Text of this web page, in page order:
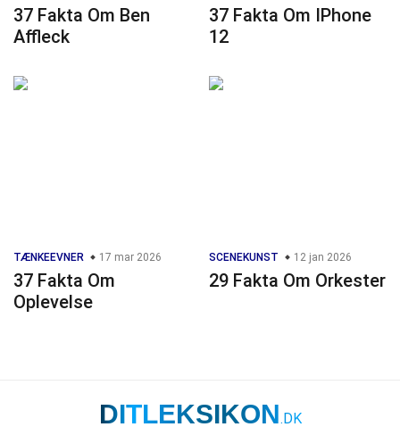
37 Fakta Om Ben
Affleck
37 Fakta Om IPhone
12
TÆNKEEVNER 17 mar 2026
37 Fakta Om
Oplevelse
SCENEKUNST 12 jan 2026
29 Fakta Om Orkester
DITLEKSIKON.DK